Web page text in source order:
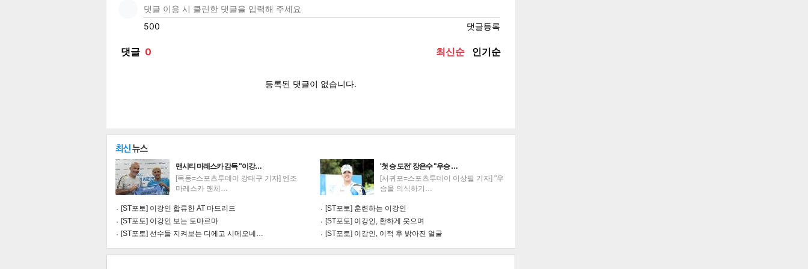
기
트위 카카 인쇄 목록
맨시티 마레스카 감독 "이강…
[목동=스포츠투데이 강태구 기자] 엔조
마레스카 맨체…
[ST포토] 이강인 합류한 AT 마드리드
[ST포토] 이강인 보는 토마르마
[ST포토] 선수들 지켜보는 디에고 시메오네…
'첫 승 도전' 장은수 "우승 …
[서귀포=스포츠투데이 이상필 기자] "우
승을 의식하기…
[ST포토] 훈련하는 이강인
[ST포토] 이강인, 환하게 웃으며
[ST포토] 이강인, 이적 후 밝아진 얼굴